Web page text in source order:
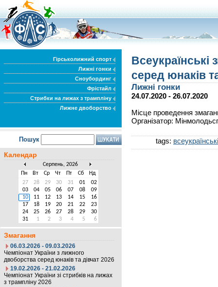
Гірськолижний спорт
Лижні гонки
Сноубординг
Фрістайл
Стрибки на лижах з трампліну
Лижне двоборство
Пошук
Календар
Серпень, 2026
Пн
Вт Ср Чт Пт Сб
Нд
27
28 29 30 31 01
02
03
04 05 06 07 08
09
10
11 12 13 14 15
16
17
18 19 20 21 22
23
24
25 26 27 28 29
30
31
1 2 3 4 5 6
Змагання
06.03.2026 - 09.03.2026
Чемпіонат України з лижного
двоборства серед юнаків та дівчат 2026
19.02.2026 - 21.02.2026
Чемпіонат України зі стрибків на лижах
з трампліну 2026
Всеукраїнські
серед юнаків
Лижні гонки
24.07.2020 - 26.07.2020
Місце проведення
Організатор:
tags: всеукраїнські